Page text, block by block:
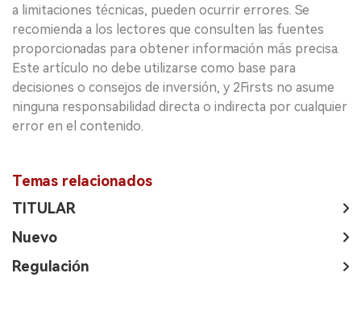
a limitaciones técnicas, pueden ocurrir errores. Se
recomienda a los lectores que consulten las fuentes
proporcionadas para obtener información más precisa.
Este artículo no debe utilizarse como base para
decisiones o consejos de inversión, y 2Firsts no asume
ninguna responsabilidad directa o indirecta por cualquier
error en el contenido.
Temas relacionados
TITULAR
Nuevo
Regulación